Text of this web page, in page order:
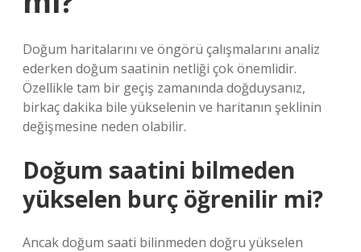
Doğum haritalarını ve öngörü çalışmalarını analiz
ederken doğum saatinin netliği çok önemlidir.
Özellikle tam bir geçiş zamanında doğduysanız,
birkaç dakika bile yükselenin ve haritanın şeklinin
değişmesine neden olabilir.
Doğum saatini bilmeden
yükselen burç öğrenilir mi?
Ancak doğum saati bilinmeden doğru yükselen